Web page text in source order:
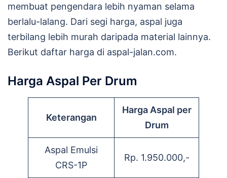
membuat pengendara lebih nyaman selama
berlalu-lalang. Dari segi harga, aspal juga
terbilang lebih murah daripada material lainnya.
Berikut daftar harga di aspal-jalan.com.
Harga Aspal Per Drum
Keterangan
Harga Aspal per
Drum
Aspal Emulsi
CRS-1P
Rp. 1.950.000,-